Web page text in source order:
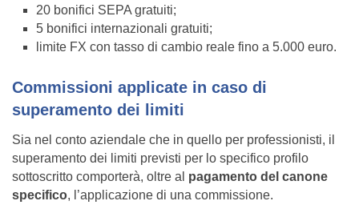
20 bonifici SEPA gratuiti;
5 bonifici internazionali gratuiti;
limite FX con tasso di cambio reale fino a 5.000 euro.
Commissioni applicate in caso di
superamento dei limiti
Sia nel conto aziendale che in quello per professionisti, il
superamento dei limiti previsti per lo specifico profilo
sottoscritto comporterà, oltre al pagamento del canone
specifico, l’applicazione di una commissione.